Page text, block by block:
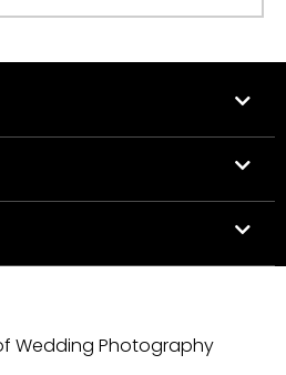
Wedding Photography